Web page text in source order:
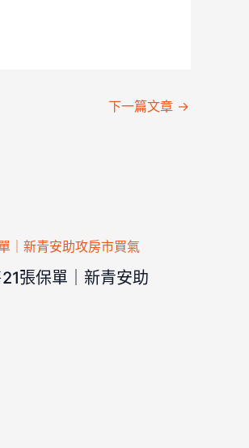
下一篇文章 →
張保單｜新青安助